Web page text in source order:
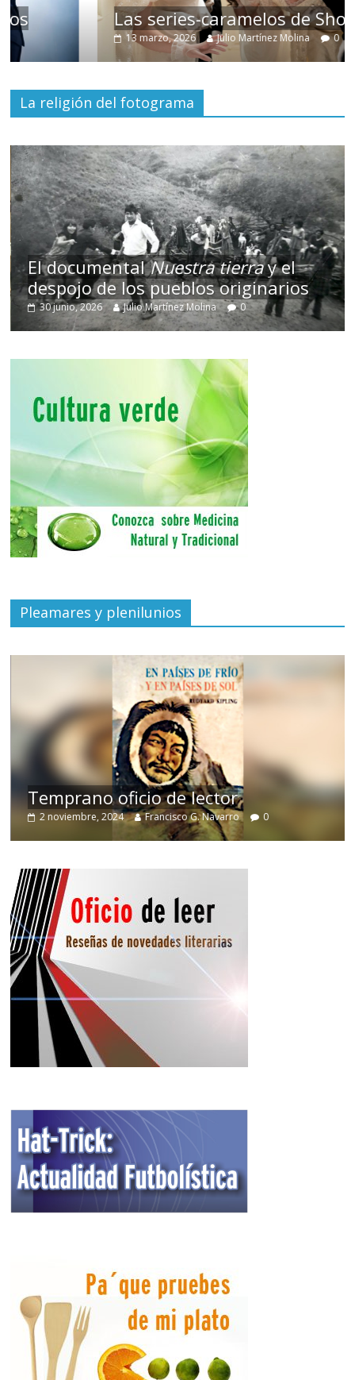
Las series-caramelos de Shondaland
Julio Martínez Molina 0
La religión del fotograma
El documentalNuestra tierray el
despojo de los pueblos originarios
30 junio, 2026 Julio Martínez Molina 0
Pleamares y plenilunios
Temprano oficio de lector
2 noviembre, 2024 Francisco G. Navarro 0